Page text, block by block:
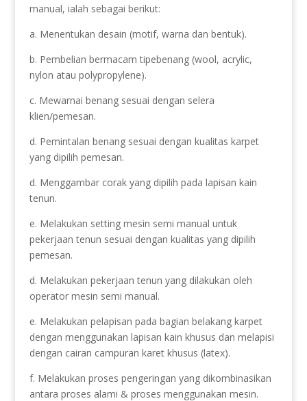
manual, ialah sebagai berikut:
a. Menentukan desain (motif, warna dan bentuk).
b. Pembelian bermacam tipebenang (wool, acrylic,
nylon atau polypropylene).
c. Mewarnai benang sesuai dengan selera
klien/pemesan.
d. Pemintalan benang sesuai dengan kualitas karpet
yang dipilih pemesan.
d. Menggambar corak yang dipilih pada lapisan kain
tenun.
e. Melakukan setting mesin semi manual untuk
pekerjaan tenun sesuai dengan kualitas yang dipilih
pemesan.
d. Melakukan pekerjaan tenun yang dilakukan oleh
operator mesin semi manual.
e. Melakukan pelapisan pada bagian belakang karpet
dengan menggunakan lapisan kain khusus dan melapisi
dengan cairan campuran karet khusus (latex).
f. Melakukan proses pengeringan yang dikombinasikan
antara proses alami & proses menggunakan mesin.